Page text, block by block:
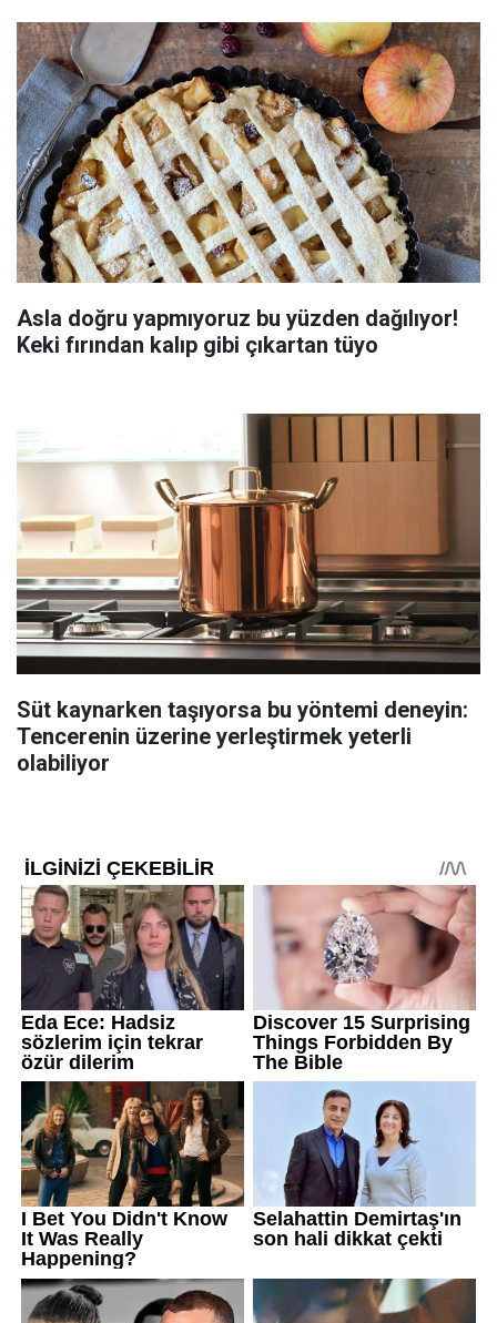
Asla doğru yapmıyoruz bu yüzden dağılıyor!
Keki fırından kalıp gibi çıkartan tüyo
Süt kaynarken taşıyorsa bu yöntemi deneyin:
Tencerenin üzerine yerleştirmek yeterli
olabiliyor